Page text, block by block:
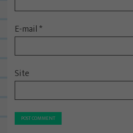
E-mail*
Site